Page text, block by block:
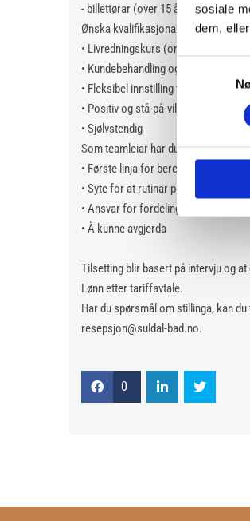
sosiale
dem,
Samtykkevalg
- billettørar (over 15 år)
Ønska kvalifikasjonar og
• Livredningskurs (om du ikkje har,
• Kundebehandling og resepsjon
• Fleksibel innstilling til
• Positiv og stå-på-vilje
• Sjølvstendig
Som teamleiar har du også desse
• Første linja for beredskap og for
• Syte for at rutinar på vakta blir
• Ansvar for fordeling av
• Å kunne avgjerda
Tilsetting blir basert på intervju og
Lønn etter tariffavtale.
Har du spørsmål om stillinga, kan
resepsjon@suldal-bad.no.
0